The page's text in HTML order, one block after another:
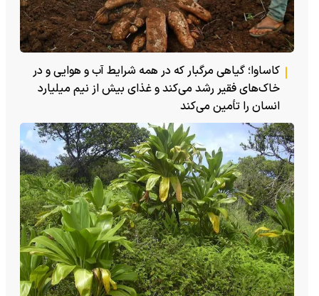
کاساوا؛ گیاهی مرگبار که در همه شرایط آب و هوایی و در
خاک‌های فقیر رشد می‌کند و غذای بیش از نیم میلیارد
انسان را تأمین می‌کند